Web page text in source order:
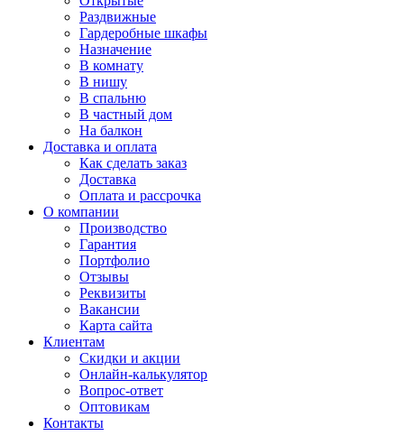
Раздвижные
Гардеробные шкафы
Назначение
В комнату
В нишу
В спальню
В частный дом
На балкон
Доставка и оплата
Как сделать заказ
Доставка
Оплата и рассрочка
О компании
Производство
Гарантия
Портфолио
Отзывы
Реквизиты
Вакансии
Карта сайта
Клиентам
Скидки и акции
Онлайн-калькулятор
Вопрос-ответ
Оптовикам
Контакты